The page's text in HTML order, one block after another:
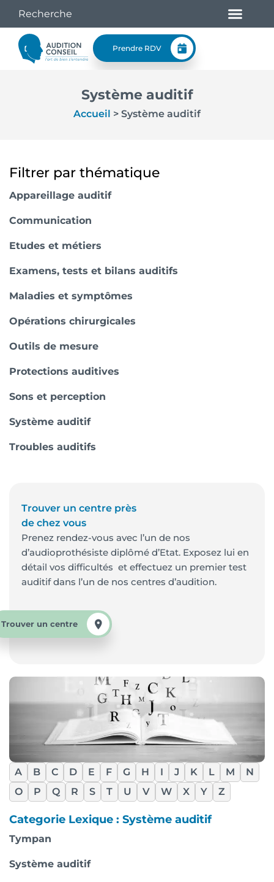
Prendre RDV
Système auditif
Accueil > Système auditif
Filtrer par thématique
Appareillage auditif
Communication
Etudes et métiers
Examens, tests et bilans auditifs
Maladies et symptômes
Opérations chirurgicales
Outils de mesure
Protections auditives
Sons et perception
Système auditif
Troubles auditifs
Trouver un centre près
de chez vous
Prenez rendez-vous avec l’un de nos
d’audioprothésiste diplômé d’Etat. Exposez lui en
détail vos difficultés et effectuez un premier test
auditif dans l’un de nos centres d’audition.
Trouver un centre
A B C D E F G H I J K L M
N
O
P Q R S T U V W X Y Z
Categorie Lexique : Système auditif
Tympan
Système auditif